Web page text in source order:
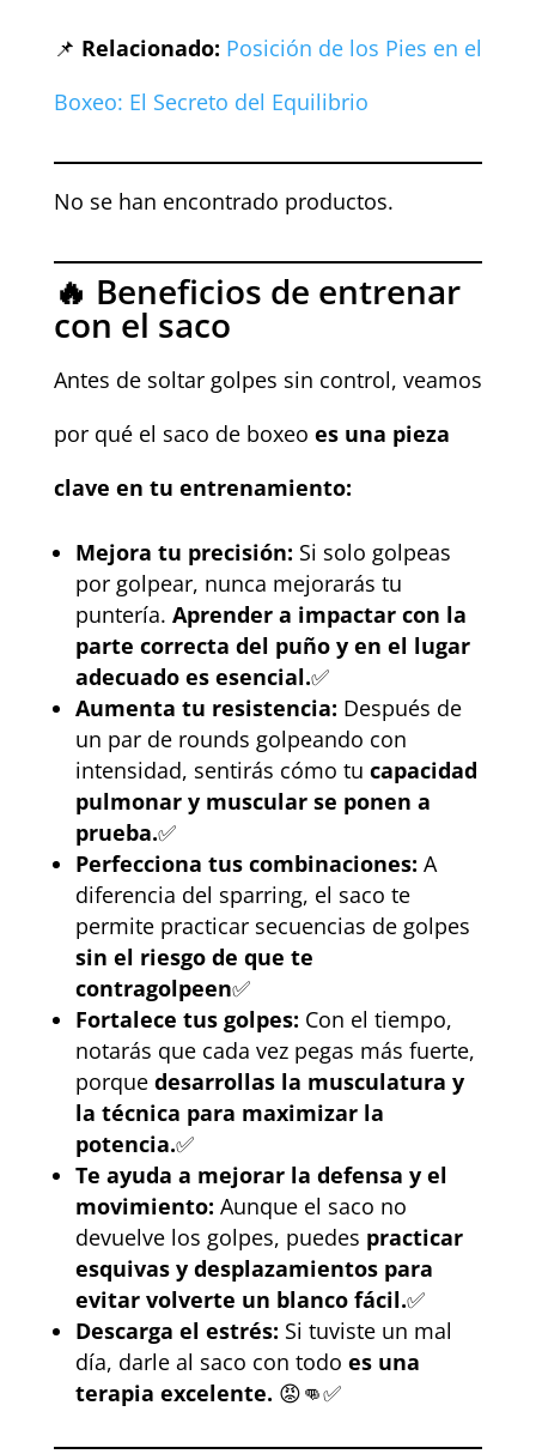
📌 Relacionado: Posición de los Pies en el
Boxeo: El Secreto del Equilibrio
No se han encontrado productos.
🔥 Beneficios de entrenar
con el saco
Antes de soltar golpes sin control, veamos
por qué el saco de boxeo es una pieza
clave en tu entrenamiento:
Mejora tu precisión: Si solo golpeas
por golpear, nunca mejorarás tu
puntería. Aprender a impactar con la
parte correcta del puño y en el lugar
adecuado es esencial.✅
Aumenta tu resistencia: Después de
un par de rounds golpeando con
intensidad, sentirás cómo tu capacidad
pulmonar y muscular se ponen a
prueba.✅
Perfecciona tus combinaciones: A
diferencia del sparring, el saco te
permite practicar secuencias de golpes
sin el riesgo de que te
contragolpeen✅
Fortalece tus golpes: Con el tiempo,
notarás que cada vez pegas más fuerte,
porque desarrollas la musculatura y
la técnica para maximizar la
potencia.✅
Te ayuda a mejorar la defensa y el
movimiento: Aunque el saco no
devuelve los golpes, puedes practicar
esquivas y desplazamientos para
evitar volverte un blanco fácil.✅
Descarga el estrés: Si tuviste un mal
día, darle al saco con todo es una
terapia excelente. 😡👊✅